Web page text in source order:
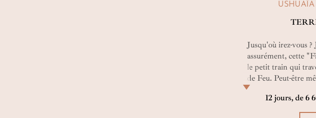
USHUAÏA
Jusqu'où irez-vous
assurément, cette
le petit train qui
de Feu. Peut-être
prolongez ce
non moins excitante.
12 jours, de 6